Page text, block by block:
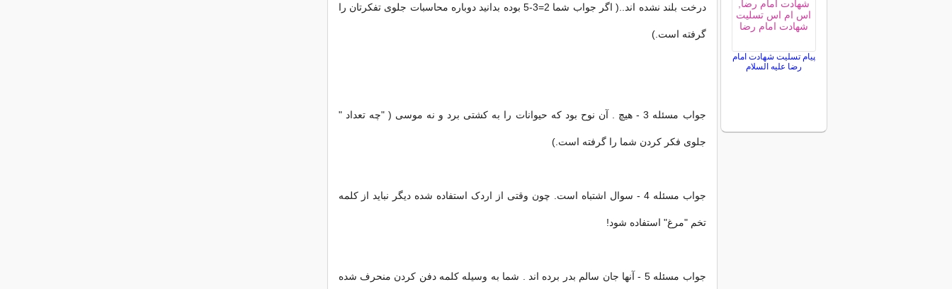
درخت بلند نشده اند..( اگر جواب شما 2=3-5 بوده بدانید دوباره محاسبات جلوی تفکرتان را
گرفته است.)
جواب مسئله 3 - هیچ . آن نوح بود که حیوانات را به کشتی برد و نه موسی ( "چه تعداد "
جلوی فکر کردن شما را گرفته است.)
جواب مسئله 4 - سوال اشتباه است. چون وقتی از اردک استفاده شده دیگر نباید از کلمه
تخم "مرغ" استفاده شود!
جواب مسئله 5 - آنها جان سالم بدر برده اند . شما به وسیله کلمه دفن کردن منحرف شده
پیام تسلیت شهادت امام
رضا علیه السلام